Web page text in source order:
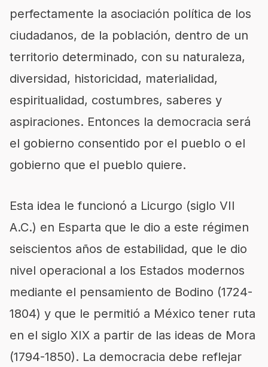
perfectamente la asociación política de los
ciudadanos, de la población, dentro de un
territorio determinado, con su naturaleza,
diversidad, historicidad, materialidad,
espiritualidad, costumbres, saberes y
aspiraciones. Entonces la democracia será
el gobierno consentido por el pueblo o el
gobierno que el pueblo quiere.
Esta idea le funcionó a Licurgo (siglo VII
A.C.) en Esparta que le dio a este régimen
seiscientos años de estabilidad, que le dio
nivel operacional a los Estados modernos
mediante el pensamiento de Bodino (1724-
1804) y que le permitió a México tener ruta
en el siglo XIX a partir de las ideas de Mora
(1794-1850). La democracia debe reflejar